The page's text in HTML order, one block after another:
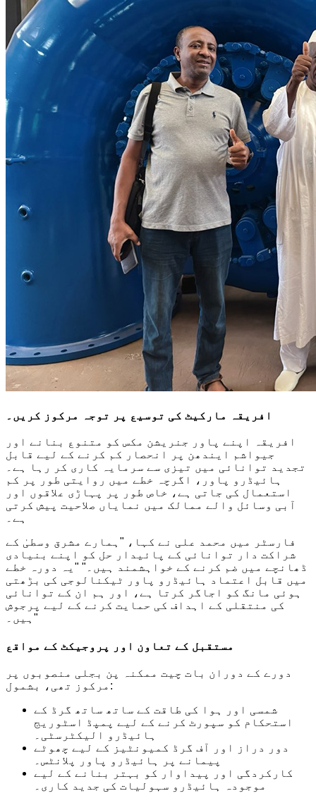
افریقہ مارکیٹ کی توسیع پر توجہ مرکوز کریں۔
افریقہ اپنے پاور جنریشن مکس کو متنوع بنانے اور
جیواشم ایندھن پر انحصار کم کرنے کے لیے قابل
تجدید توانائی میں تیزی سے سرمایہ کاری کر رہا ہے۔
ہائیڈرو پاور، اگرچہ خطے میں روایتی طور پر کم
استعمال کی جاتی ہے، خاص طور پر پہاڑی علاقوں اور
آبی وسائل والے ممالک میں نمایاں صلاحیت پیش کرتی
ہے۔
فارسٹر میں محمد علی نے کہا، "ہمارے مشرق وسطیٰ کے
شراکت دار توانائی کے پائیدار حل کو اپنے بنیادی
ڈھانچے میں ضم کرنے کے خواہشمند ہیں۔" "یہ دورہ خطے
میں قابل اعتماد ہائیڈرو پاور ٹیکنالوجی کی بڑھتی
ہوئی مانگ کو اجاگر کرتا ہے، اور ہم ان کے توانائی
کی منتقلی کے اہداف کی حمایت کرنے کے لیے پرجوش
ہیں۔"
مستقبل کے تعاون اور پروجیکٹ کے مواقع
دورے کے دوران بات چیت ممکنہ پن بجلی منصوبوں پر
مرکوز تھی، بشمول:
شمسی اور ہوا کی طاقت کے ساتھ ساتھ گرڈ کے
استحکام کو سپورٹ کرنے کے لیے پمپڈ اسٹوریج
ہائیڈرو الیکٹرسٹی۔
دور دراز اور آف گرڈ کمیونٹیز کے لیے چھوٹے
پیمانے پر ہائیڈرو پاور پلانٹس۔
کارکردگی اور پیداوار کو بہتر بنانے کے لیے
موجودہ ہائیڈرو سہولیات کی جدید کاری۔